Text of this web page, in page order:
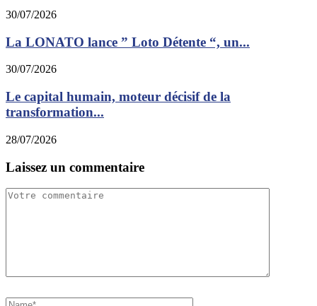
30/07/2026
La LONATO lance ” Loto Détente “, un...
30/07/2026
Le capital humain, moteur décisif de la
transformation...
28/07/2026
Laissez un commentaire